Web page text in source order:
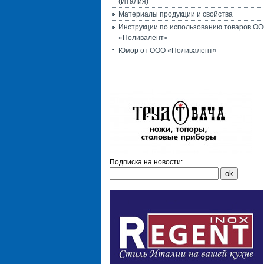
Материалы продукции и свойства
Инструкции по использованию товаров
«Поливалент»
Юмор от ООО «Поливалент»
Подписка на новости: